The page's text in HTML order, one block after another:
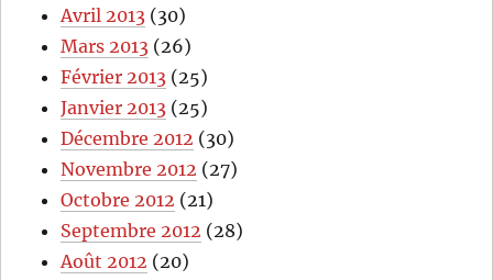
Avril 2013 (30)
Mars 2013 (26)
Février 2013 (25)
Janvier 2013 (25)
Décembre 2012 (30)
Novembre 2012 (27)
Octobre 2012 (21)
Septembre 2012 (28)
Août 2012 (20)